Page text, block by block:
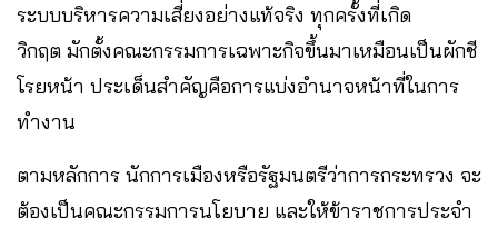
ระบบบริหารความเสี่ยงอย่างแท้จริง ทุกครั้งที่เกิด
วิกฤต มักตั้งคณะกรรมการเฉพาะกิจขึ้นมาเหมือนเป็นผักชี
โรยหน้า ประเด็นสำคัญคือการแบ่งอำนาจหน้าที่ในการ
ทำงาน
ตามหลักการ นักการเมืองหรือรัฐมนตรีว่าการกระทรวง จะ
ต้องเป็นคณะกรรมการนโยบาย และให้ข้าราชการประจำ